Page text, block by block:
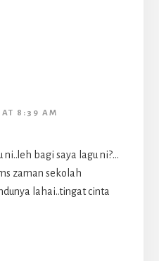
8:39 AM
ni..leh bagi saya lagu ni?…
zaman sekolah
lahai..tingat cinta